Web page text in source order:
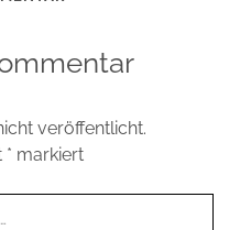
veröffentlicht.
* markiert